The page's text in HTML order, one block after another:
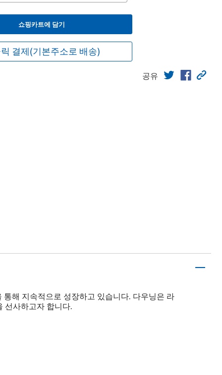
쇼핑카트에 담기
결제(기본주소로 배송)
공유
해 지속적으로 성장하고 있습니다. 다우닝은 라
선사하고자 합니다.